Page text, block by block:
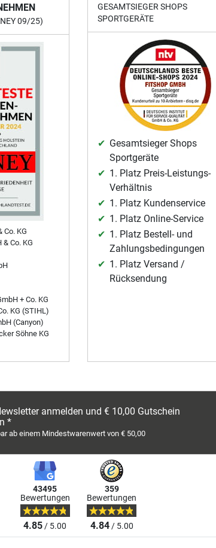
09/25)
Co. KG
Co. KG
+ Co. KG
KG (STIHL)
(Canyon)
Söhne KG
GESAMTSIEGER SHOPS
SPORTGERÄTE
Gesamtsieger Shops
Sportgeräte
1. Platz Preis-Leistungs-
Verhältnis
1. Platz Kundenservice
1. Platz Online-Service
1. Platz Bestell- und
Zahlungsbedingungen
1. Platz Versand /
Rücksendung
anmelden und € 10,00 Gutschein
*
ab einem Mindestwarenwert von € 50,00
43495
Bewertungen
4.85/ 5.00
359
Bewertungen
4.84/ 5.00